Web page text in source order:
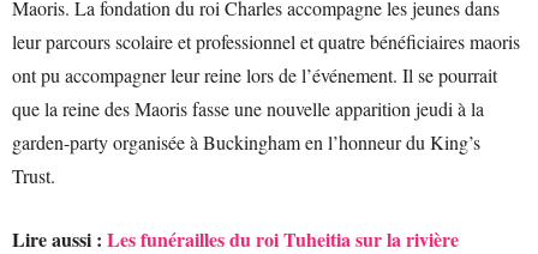
Maoris. La fondation du roi Charles accompagne les jeunes dans
leur parcours scolaire et professionnel et quatre bénéficiaires maoris
ont pu accompagner leur reine lors de l’événement. Il se pourrait
que la reine des Maoris fasse une nouvelle apparition jeudi à la
garden-party organisée à Buckingham en l’honneur du King’s
Trust.
Lire aussi : Les funérailles du roi Tuheitia sur la rivière